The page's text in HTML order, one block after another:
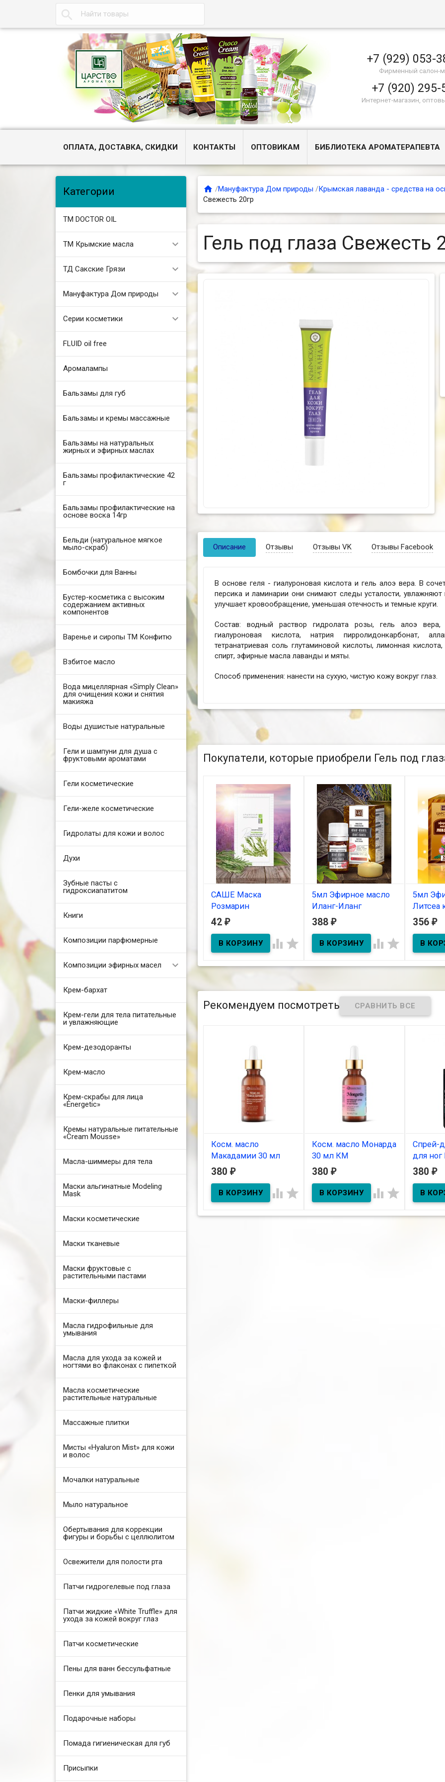

+7 (929) 053-
Фирменный салон-
+7 (920) 295-
Интернет-магазин,
ОПЛАТА, ДОСТАВКА, СКИДКИ КОНТАКТЫ ОПТОВИКАМ БИБЛИОТЕКА АРОМАТЕРАПЕВТА
Категории
ТМ DOCTOR OIL
ТМ Крымские масла
ТД Сакские Грязи
Мануфактура Дом природы
Серии косметики
FLUID oil free
Аромалампы
Бальзамы для губ
Бальзамы и кремы массажные
Бальзамы на натуральных
жирных и эфирных маслах
Бальзамы профилактические 42
г
Бальзамы профилактические на
основе воска 14гр
Бельди (натуральное мягкое
мыло-скраб)
Бомбочки для Ванны
Бустер-косметика с высоким
содержанием активных
компонентов
Варенье и сиропы ТМ Конфитю
Взбитое масло
Вода мицеллярная «Simply Clean»
для очищения кожи и снятия
макияжа
Воды душистые натуральные
Гели и шампуни для душа с
фруктовыми ароматами
Гели косметические
Гели-желе косметические
Гидролаты для кожи и волос
Духи
Зубные пасты с
гидроксиапатитом
Книги
Композиции парфюмерные
Композиции эфирных масел
Крем-бархат
Крем-гели для тела питательные
и увлажняющие
Крем-дезодоранты
Крем-масло
Крем-скрабы для лица
«Energetic»
Кремы натуральные питательные
«Cream Mousse»
Масла-шиммеры для тела
Маски альгинатные Modeling
Mask
Маски косметические
Маски тканевые
Маски фруктовые с
растительными пастами
Маски-филлеры
Масла гидрофильные для
умывания
Масла для ухода за кожей и
ногтями во флаконах с пипеткой
Масла косметические
растительные натуральные
Массажные плитки
Мисты «Hyaluron Mist» для кожи
и волос
Мочалки натуральные
Мыло натуральное
Обертывания для коррекции
фигуры и борьбы с целлюлитом
Освежители для полости рта
Патчи гидрогелевые под глаза
Патчи жидкие «White Truffle» для
ухода за кожей вокруг глаз
Патчи косметические
Пены для ванн бессульфатные
Пенки для умывания
Подарочные наборы
Помада гигиеническая для губ
Присыпки
 /Мануфактура Дом природы /Крымская лаванда - средства на
Свежесть 20гр
Гель под глаза Свежесть
Описание Отзывы Отзывы VK Отзывы Facebook
В основе геля - гиалуроновая кислота и гель алоэ вера. В
персика и ламинарии они снимают следы усталости,
улучшает кровообращение, уменьшая отечность и темные круги.
Состав: водный раствор гидролата розы, гель алоэ
гиалуроновая кислота, натрия пирролидонкарбонат,
тетранатриевая соль глутаминовой кислоты, лимонная
спирт, эфирные масла лаванды и мяты.
Способ применения: нанести на сухую, чистую кожу вокруг глаз.
Покупатели, которые приобрели Гель под
САШЕ Маска
Розмарин
КРЫМСКАЯ
всех типов кожи 10 г
42 ₽
 
5мл Эфирное масло
Иланг-Иланг
В наличии
5мл Эфирное масло Иланг-
388 ₽
 
5мл
Литсеа
В
5мл
356 ₽
Рекомендуем посмотреть
Косм. масло
Макадамии 30 мл
В наличии
380 ₽
 
Косм. масло Монарда
30 мл КМ
В наличии
380 ₽
 
Спрей-
для ног
Skin,150г
В
380 ₽